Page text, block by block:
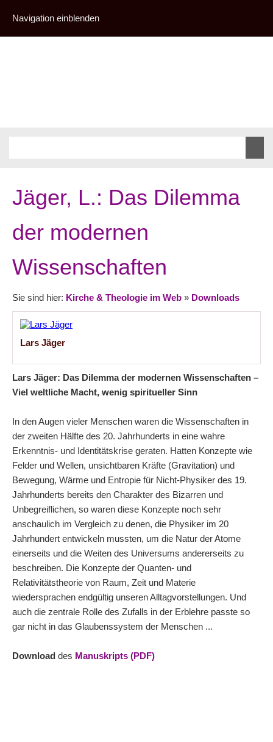
Navigation einblenden
Jäger, L.: Das Dilemma
der modernen
Wissenschaften
Sie sind hier: Kirche & Theologie im Web » Downloads
Lars Jäger
Lars Jäger: Das Dilemma der modernen Wissenschaften –
Viel weltliche Macht, wenig spiritueller Sinn
In den Augen vieler Menschen waren die Wissenschaften in
der zweiten Hälfte des 20. Jahrhunderts in eine wahre
Erkenntnis- und Identitätskrise geraten. Hatten Konzepte wie
Felder und Wellen, unsichtbaren Kräfte (Gravitation) und
Bewegung, Wärme und Entropie für Nicht-Physiker des 19.
Jahrhunderts bereits den Charakter des Bizarren und
Unbegreiflichen, so waren diese Konzepte noch sehr
anschaulich im Vergleich zu denen, die Physiker im 20
Jahrhundert entwickeln mussten, um die Natur der Atome
einerseits und die Weiten des Universums andererseits zu
beschreiben. Die Konzepte der Quanten- und
Relativitätstheorie von Raum, Zeit und Materie
wiedersprachen endgültig unseren Alltagvorstellungen. Und
auch die zentrale Rolle des Zufalls in der Erblehre passte so
gar nicht in das Glaubenssystem der Menschen ...
Download des Manuskripts (PDF)